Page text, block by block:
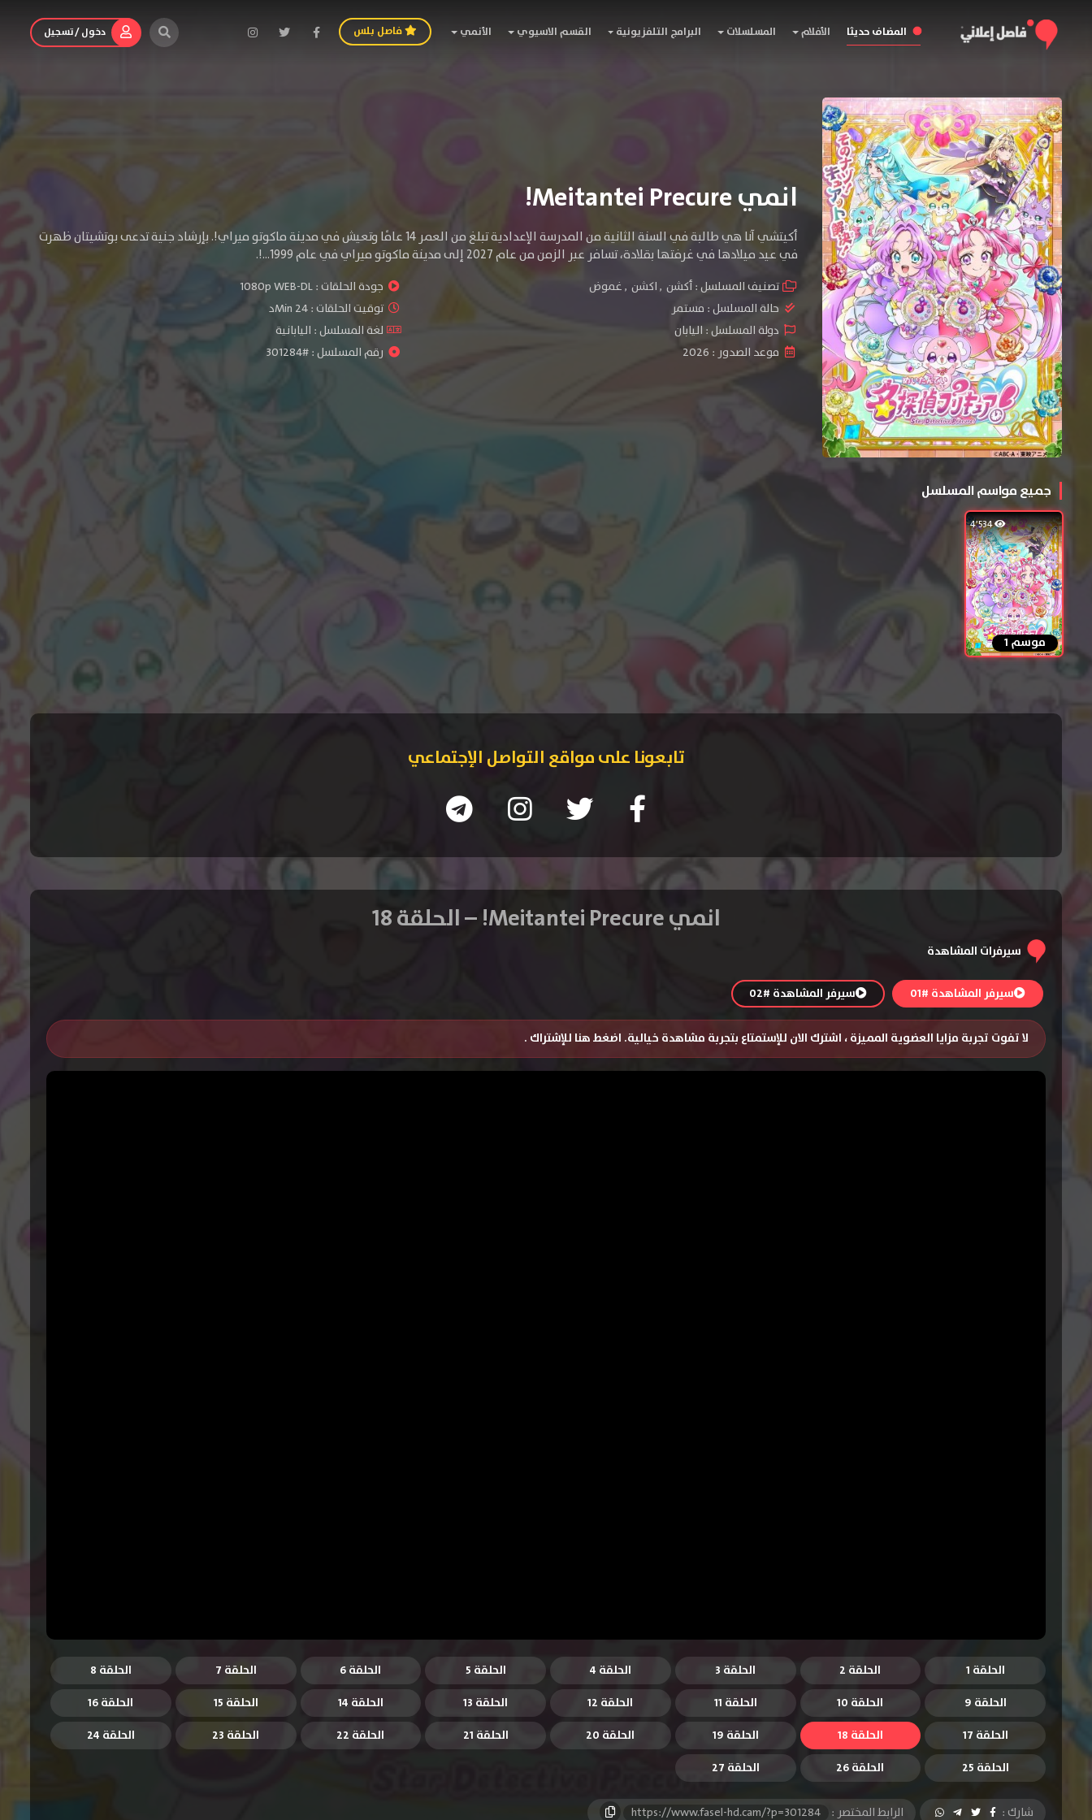
المضاف حديثا الأفلام المسلسلات البرامج التلفزيونية القسم الاسيوي الأنمي فاصل بلس دخول / تسجيل
انمي Meitantei Precure!
أكيتشي آنا هي طالبة في السنة الثانية من المدرسة الإعدادية تبلغ من العمر 14 عامًا وتعيش في مدينة ماكوتو ميراي!. بإرشاد جنية تدعى بوتشيتان ظهرت
في عيد ميلادها في غرفتها بقلادة، تسافر عبر الزمن من عام 2027 إلى مدينة ماكوتو ميراي في عام 1999...!.
تصنيف المسلسل :أكشن ,اكشن ,غموض جودة الحلقات :1080p WEB-DL
حالة المسلسل : مستمر
توقيت الحلقات : 24 Minد
دولة المسلسل : اليابان
لغة المسلسل : اليابانية
موعد الصدور : 2026
رقم المسلسل : #301284
جميع مواسم المسلسل
4٬534
موسم 1
تابعونا على مواقع التواصل الإجتماعي
انمي Meitantei Precure! – الحلقة 18
سيرفرات المشاهدة
سيرفر المشاهدة #01 سيرفر المشاهدة #02
لا تفوت تجربة مزايا العضوية المميزة ، اشترك الان للإستمتاع بتجربة مشاهدة خيالية. اضغط هنا للإشتراك .
الحلقة 1 الحلقة 2 الحلقة 3 الحلقة 4 الحلقة 5 الحلقة 6 الحلقة 7
الحلقة 8
الحلقة 9
الحلقة 10 الحلقة 11 الحلقة 12 الحلقة 13 الحلقة 14 الحلقة 15
الحلقة 16
الحلقة 17
الحلقة 18 الحلقة 19 الحلقة 20 الحلقة 21 الحلقة 22 الحلقة 23
الحلقة 24
الحلقة 25
الحلقة 26 الحلقة 27
شارك : الرابط المختصر : https://www.fasel-hd.cam/?p=301284